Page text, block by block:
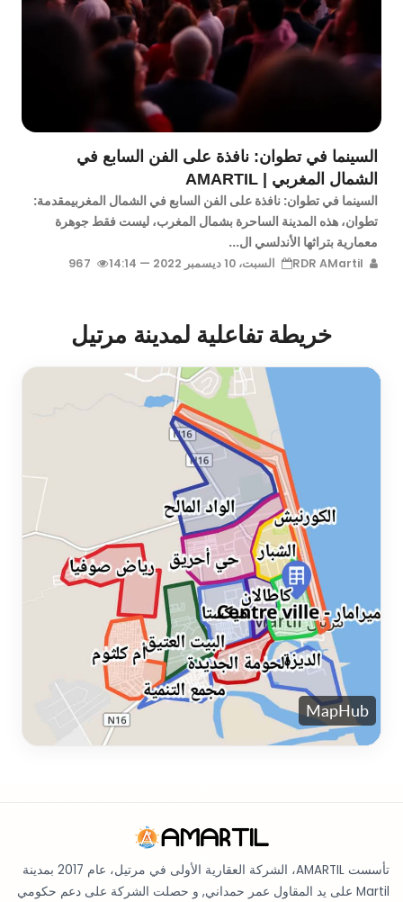
السينما في تطوان: نافذة على الفن السابع في
الشمال المغربي | AMARTIL
السينما في تطوان: نافذة على الفن السابع في الشمال المغربيمقدمة:
تطوان، هذه المدينة الساحرة بشمال المغرب، ليست فقط جوهرة
معمارية بتراثها الأندلسي ال...
السبت، 10 ديسمبر 2022 — 14:14
خريطة تفاعلية لمدينة مرتيل
تأسست AMARTIL، الشركة العقارية الأولى في مرتيل، عام 2017 بمدينة
Martil على يد المقاول عمر حمداني, و حصلت الشركة على دعم حكومي